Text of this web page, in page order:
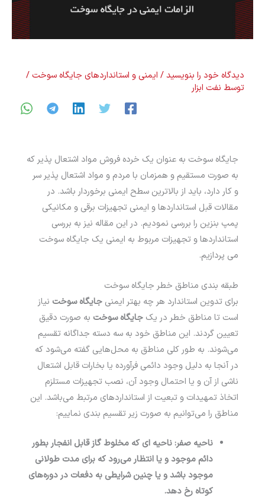
دیدگاه‌ خود را بنویسید/ایمنی و استانداردهای جایگاه سوخت/
توسطنفت ابزار
جایگاه سوخت به عنوان یک خرده فروش مواد اشتعال پذیر که
به صورت مستقیم و همزمان با مردم و مواد اشتعال­ پذیر سر
و کار دارد، باید از بالاترین سطح ایمنی برخوردار باشد. در
مقالات قبل استاندارد­ها و ایمنی تجهیزات برقی و مکانیکی
پمپ بنزین را بررسی نمودیم. در این مقاله نیز به بررسی
استاندارد­ها و تجهیزات مربوط به ایمنی یک جایگاه سوخت
می پردازیم.
طبقه بندی مناطق خطر جایگاه سوخت
برای تدوین استاندارد هر چه بهتر ایمنیجایگاه سوختنیاز
است تا مناطق خطر در یکجایگاهسوختبه صورت دقیق
تعیین گردند. این مناطق خود به سه دسته جداگانه تقسیم
می­‌شوند. به طور کلی مناطق به محل‌­هایی گفته می‌­شود که
در آنجا به دلیل وجود دائمی فرآورده یا بخارات قابل اشتعال
ناشی از آن و یا احتمال وجود آن، نصب تجهیزات مستلزم
اتخاذ تمهیدات و تبعیت از استاندارد­های مرتبط می­‌باشد. این
مناطق را می­‌توانیم به صورت زیر تقسیم بندی نماییم:
ناحیه صفر: ناحیه ‌ای که مخلوط گاز قابل انفجار بطور
دائم موجود و یا انتظار می‌­رود که برای مدت طولانی
موجود باشد و یا چنین شرایطی به دفعات در دوره‌­های
کوتاه رخ دهد.